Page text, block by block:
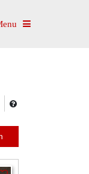
Toggle navigation